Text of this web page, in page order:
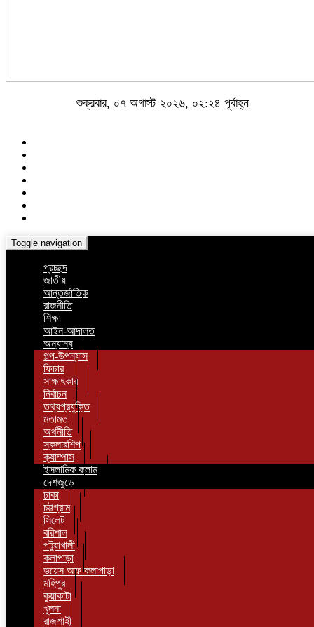
শুক্রবার, ০৭ অগাস্ট ২০২৬, ০২:২৪ পূর্বাহ্ন
Toggle navigation
প্রচ্ছদ
জাতীয়
আন্তর্জাতিক
রাজনীতি
শিক্ষা
আইন-আদালত
অন্যান্য
গল্প-উপন্যাস
ফিচার
সাক্ষাৎকার
নির্বাচন
তথ্যপ্রযুক্তি
মতামত
অর্থনীতি
স্কলারশিপ
ক্যাম্পাস
ইসলামিক কলাম
দেশজুড়ে
ঢাকা
চট্টগ্রাম
সিলেট
বরিশাল
পটুয়াখালী
কলাপাড়া
ভয়েস অফ কলাপাড়া
মহিপুর
কুয়াকাটা
খুলনা
রাজশাহী